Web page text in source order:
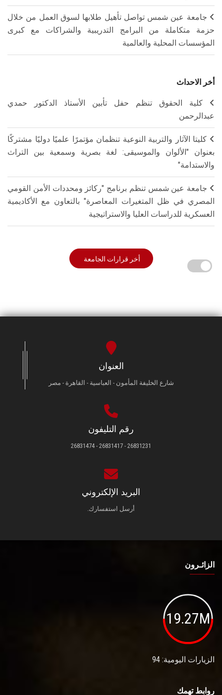
جامعة عين شمس تواصل تأهيل طلابها لسوق العمل من خلال
حزمة متكاملة من البرامج التدريبية والشراكات مع كبرى
المؤسسات المحلية والعالمية
أخر الاحداث
كلية الحقوق تنظم حفل تأبين الأستاذ الدكتور حمدي
عبدالرحمن
كليتا الآثار والتربية النوعية تنظمان مؤتمرًا علميًا دوليًا مشتركًا
بعنوان "الألوان والموسيقى: لغة بصرية وسمعية بين التراث
والاستدامة"
جامعة عين شمس تنظم برنامج "ركائز ومحددات الأمن القومي
المصري في ظل المتغيرات المعاصرة" بالتعاون مع الأكاديمية
العسكرية للدراسات العليا والاستراتيجية
أخر قرارات الجامعة
العنوان
شارع الخليفة المأمون - العباسية - القاهرة - مصر
رقم التليفون
26831231 - 26831417 - 26831474
البريد الإلكتروني
أرسل استفسارك.
الزائـرون
19.27M
الزيارات اليومية: 94
روابط تهمك